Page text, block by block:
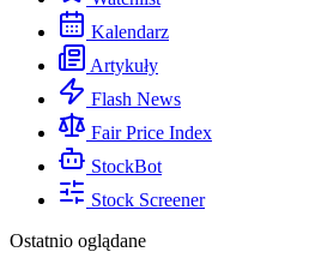
Kalendarz
Artykuły
Flash News
Fair Price Index
StockBot
Stock Screener
Ostatnio oglądane